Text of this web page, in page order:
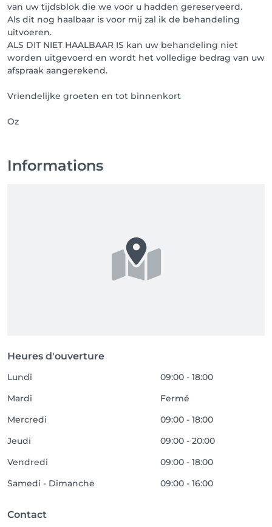
van uw tijdsblok die we voor u hadden gereserveerd.
Als dit nog haalbaar is voor mij zal ik de behandeling
uitvoeren.
ALS DIT NIET HAALBAAR IS kan uw behandeling niet
worden uitgevoerd en wordt het volledige bedrag van uw
afspraak aangerekend.
Vriendelijke groeten en tot binnenkort
Oz
Informations
Heures d'ouverture
Lundi
09:00 - 18:00
Mardi
Fermé
Mercredi
09:00 - 18:00
Jeudi
09:00 - 20:00
Vendredi
09:00 - 18:00
Samedi - Dimanche
09:00 - 16:00
Contact